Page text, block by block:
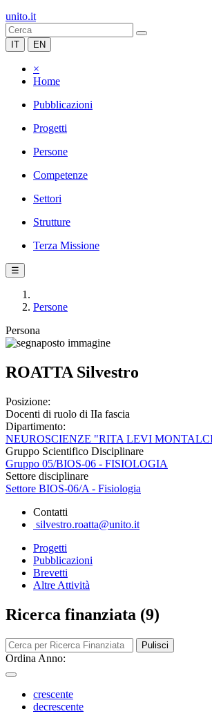
unito.it
IT EN
×
Home
Pubblicazioni
Progetti
Persone
Competenze
Settori
Strutture
Terza Missione
☰
Persone
Persona
ROATTA Silvestro
Posizione:
Docenti di ruolo di IIa fascia
Dipartimento:
NEUROSCIENZE "RITA LEVI
Gruppo Scientifico Disciplinare
Gruppo 05/BIOS-06 - FISIOLOGIA
Settore disciplinare
Settore BIOS-06/A - Fisiologia
Contatti
silvestro.roatta@unito.it
Progetti
Pubblicazioni
Brevetti
Altre Attività
Ricerca finanziata (9)
Pulisci
Ordina Anno:
crescente
decrescente